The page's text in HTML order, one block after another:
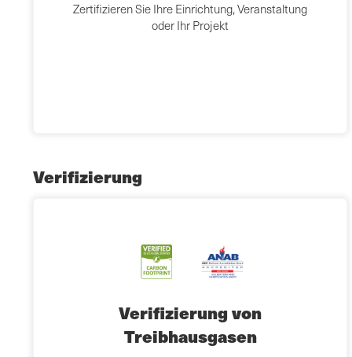
Zertifizieren Sie Ihre Einrichtung, Veranstaltung
oder Ihr Projekt
Verifizierung
Verifizierung von
Treibhausgasen